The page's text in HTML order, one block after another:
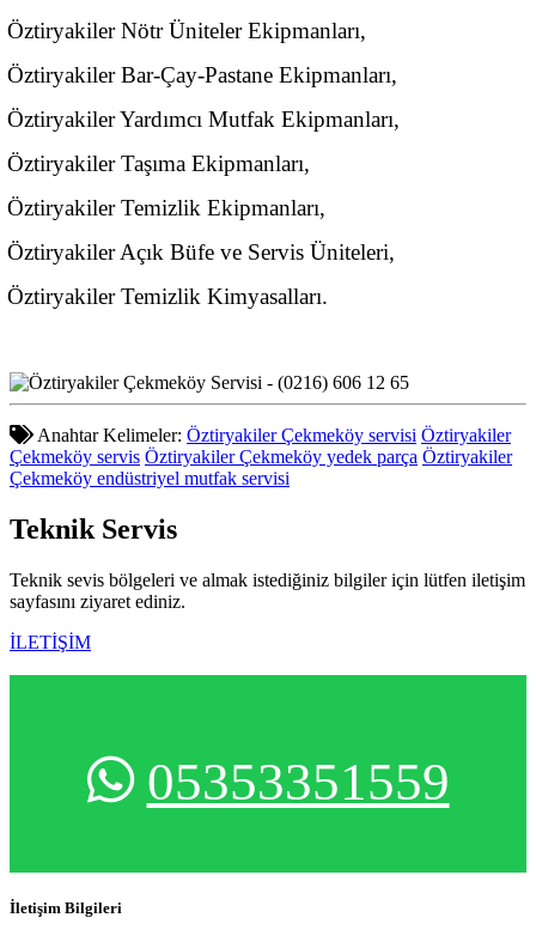
Öztiryakiler Nötr Üniteler Ekipmanları,
Öztiryakiler Bar-Çay-Pastane Ekipmanları,
Öztiryakiler Yardımcı Mutfak Ekipmanları,
Öztiryakiler Taşıma Ekipmanları,
Öztiryakiler Temizlik Ekipmanları,
Öztiryakiler Açık Büfe ve Servis Üniteleri,
Öztiryakiler Temizlik Kimyasalları.
Anahtar Kelimeler: Öztiryakiler Çekmeköy servisi Öztiryakiler
Çekmeköy servis Öztiryakiler Çekmeköy yedek parça Öztiryakiler
Çekmeköy endüstriyel mutfak servisi
Teknik Servis
Teknik sevis bölgeleri ve almak istediğiniz bilgiler için lütfen iletişim
sayfasını ziyaret ediniz.
İLETİŞİM
05353351559
İletişim Bilgileri